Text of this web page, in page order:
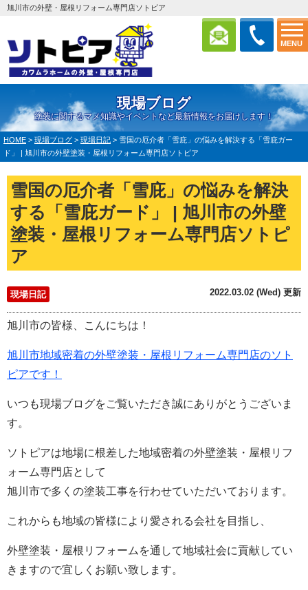
MENU
旭川市の外壁・屋根リフォーム専門店ソトピア
現場ブログ
塗装に関するマメ知識やイベントなど最新情報をお届けします！
HOME > 現場ブログ > 現場日記 > 雪国の厄介者「雪庇」の悩みを解決する「雪庇ガー
ド」 | 旭川市の外壁塗装・屋根リフォーム専門店ソトピア
雪国の厄介者「雪庇」の悩みを解決
する「雪庇ガード」 | 旭川市の外壁
塗装・屋根リフォーム専門店ソトピ
ア
現場日記 2022.03.02 (Wed) 更新
旭川市の皆様、こんにちは！
旭川市地域密着の外壁塗装・屋根リフォーム専門店のソト
ピアです！
いつも現場ブログをご覧いただき誠にありがとうございま
す。
ソトピアは地場に根差した地域密着の外壁塗装・屋根リフ
ォーム専門店として
旭川市で多くの塗装工事を行わせていただいております。
これからも地域の皆様により愛される会社を目指し、
外壁塗装・屋根リフォームを通して地域社会に貢献してい
きますので宜しくお願い致します。